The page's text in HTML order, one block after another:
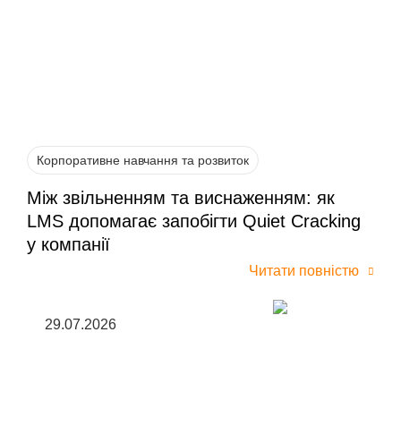
Корпоративне навчання та розвиток
Між звільненням та виснаженням: як
LMS допомагає запобігти Quiet Cracking
у компанії
Читати повністю
29.07.2026